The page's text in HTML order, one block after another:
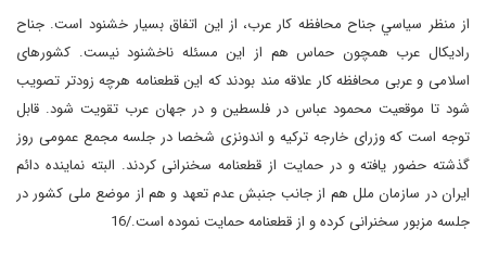
از منظر سياسي جناح محافظه كار عرب،‌ از اين اتفاق بسيار خشنود است. جناح
راديكال عرب همچون حماس هم از اين مسئله ناخشنود نيست. کشورهای
اسلامی و عربی محافظه كار علاقه مند بودند كه اين قطعنامه هرچه زودتر تصويب
شود تا موقعيت محمود عباس در فلسطين و در جهان عرب تقويت شود. قابل
توجه است که وزرای خارجه ترکیه و اندونزی شخصا در جلسه مجمع عمومی روز
گذشته حضور یافته و در حمایت از قطعنامه سخنرانی کردند. البته نماینده دائم
ایران در سازمان ملل هم از جانب جنبش عدم تعهد و هم از موضع ملی کشور در
جلسه مزبور سخنرانی کرده و از قطعنامه حمایت نموده است./16